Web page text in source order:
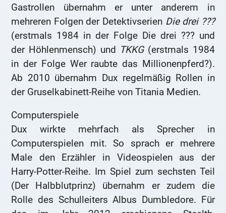
Gastrollen übernahm er unter anderem in
mehreren Folgen der Detektivserien Die drei ???
(erstmals 1984 in der Folge Die drei ??? und
der Höhlenmensch) und TKKG(erstmals 1984
in der Folge Wer raubte das Millionenpferd?).
Ab 2010 übernahm Dux regelmäßig Rollen in
der Gruselkabinett-Reihe von Titania Medien.
Computerspiele
Dux wirkte mehrfach als Sprecher in
Computerspielen mit. So sprach er mehrere
Male den Erzähler in Videospielen aus der
Harry-Potter-Reihe. Im Spiel zum sechsten Teil
(Der Halbblutprinz) übernahm er zudem die
Rolle des Schulleiters Albus Dumbledore. Für